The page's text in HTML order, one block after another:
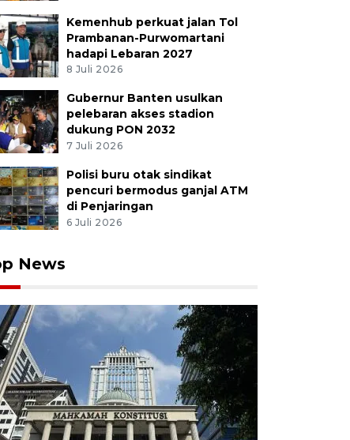
Kemenhub perkuat jalan Tol
Prambanan-Purwomartani
hadapi Lebaran 2027
8 Juli 2026
Gubernur Banten usulkan
pelebaran akses stadion
dukung PON 2032
7 Juli 2026
Polisi buru otak sindikat
pencuri bermodus ganjal ATM
di Penjaringan
6 Juli 2026
News